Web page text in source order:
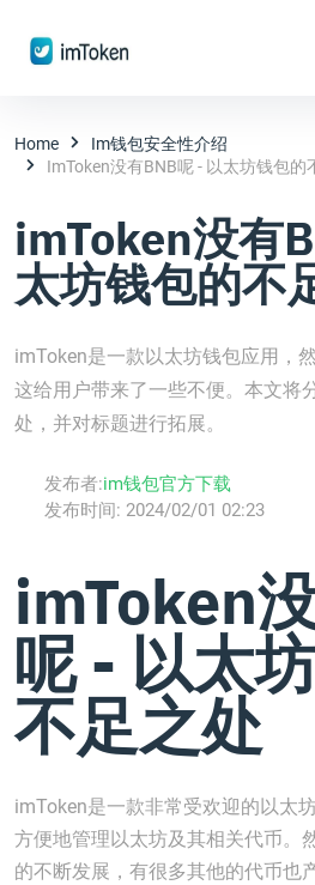
Home
Im钱包安全性介绍
ImToken没有BNB呢 - 以太坊钱包的
imToken没有
太坊钱包的不
imToken是一款以太坊钱包应用，
这给用户带来了一些不便。本文将
处，并对标题进行拓展。
发布者:im钱包官方下载
发布时间: 2024/02/01 02:23
imToken
呢 - 以太
不足之处
imToken是一款非常受欢迎的以太
方便地管理以太坊及其相关代币。
的不断发展，有很多其他的代币也